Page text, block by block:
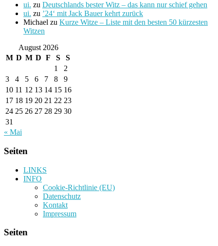
ui. zu Deutschlands bester Witz – das kann nur schief gehen
ui. zu ’24‘ mit Jack Bauer kehrt zurück
Michael zu Kurze Witze – Liste mit den besten 50 kürzesten
Witzen
August 2026
M D M D F S
S
1
2
3
4 5 6 7 8
9
10 11 12 13 14 15 16
17 18 19 20 21 22 23
24 25 26 27 28 29 30
31
« Mai
Seiten
LINKS
INFO
Cookie-Richtlinie (EU)
Datenschutz
Kontakt
Impressum
Seiten